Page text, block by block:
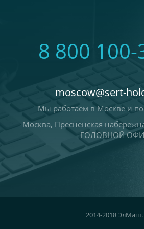
8 800
moscow@sert-
Мы работаем в Москве и по
Москва, Пресненская
ГОЛОВНОЙ
2014-2018 ЭлМаш.